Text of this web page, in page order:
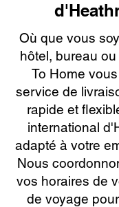
Où que vous
hôtel, bureau
To Home
service de
rapide et
international
adapté à votre
Nous
vos horaires de
de voyage